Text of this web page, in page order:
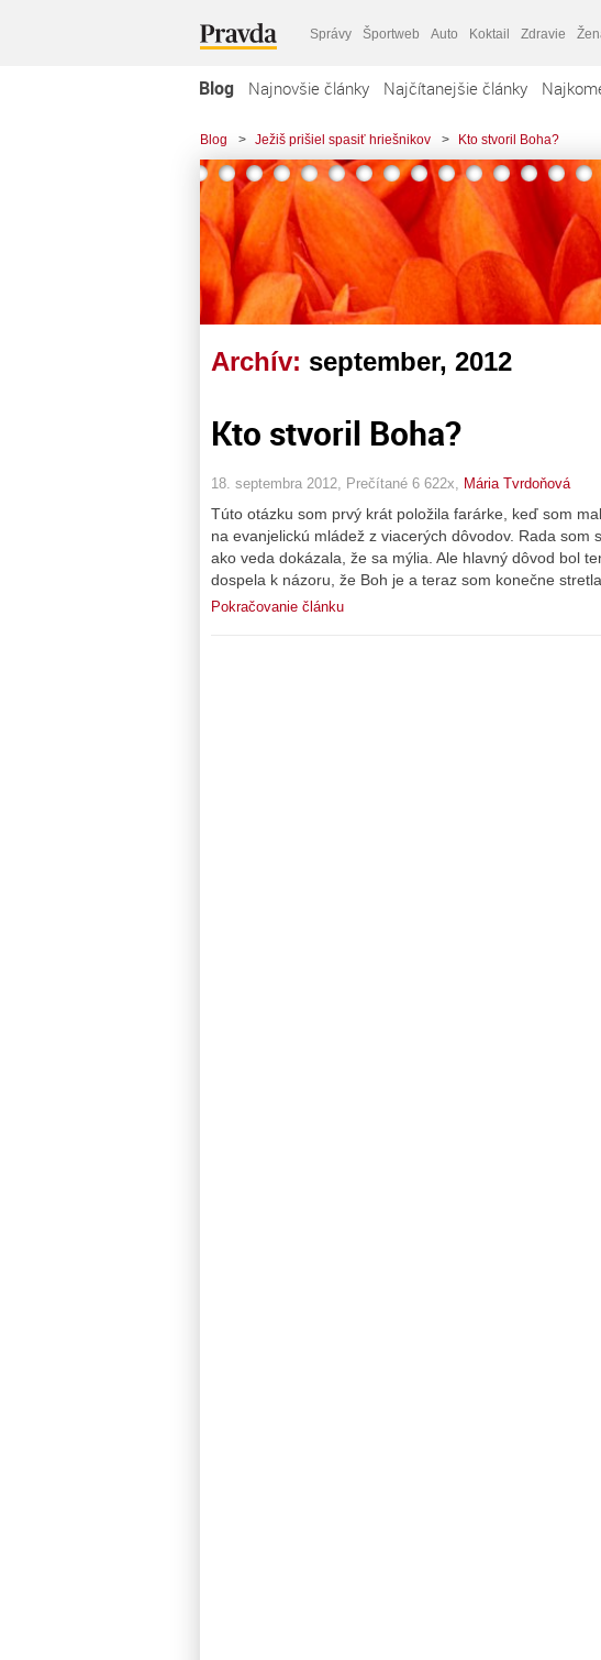
Správy Športweb Auto Koktail Zdravie
Blog Najnovšie články Najčítanejšie články
Blog > Ježiš prišiel spasiť hriešnikov > Kto stvoril Boha?
Archív: september, 2012
Kto stvoril Boha?
18. septembra 2012, Prečítané 6 622x, Mária Tvrdoňová
Túto otázku som prvý krát položila farárke, keď som
na evanjelickú mládež z viacerých dôvodov. Rada
ako veda dokázala, že sa mýlia. Ale hlavný dôvod bol
dospela k názoru, že Boh je a teraz som konečne
Pokračovanie článku